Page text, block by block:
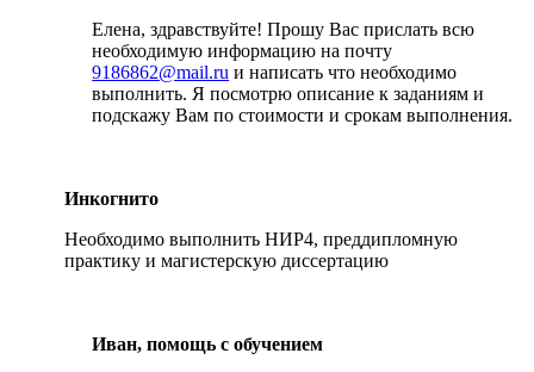
Елена, здравствуйте! Прошу Вас прислать всю
необходимую информацию на почту
9186862@mail.ru и написать что необходимо
выполнить. Я посмотрю описание к заданиям и
подскажу Вам по стоимости и срокам выполнения.
Инкогнито
Необходимо выполнить НИР4, преддипломную
практику и магистерскую диссертацию
Иван, помощь с обучением